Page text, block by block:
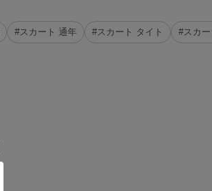
#スカート 通年 #スカート タイト #スカ